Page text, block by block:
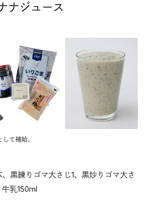
ナジュース
て補給。
黒練りゴマ大さじ1、黒炒りゴマ大さ
牛乳150ml